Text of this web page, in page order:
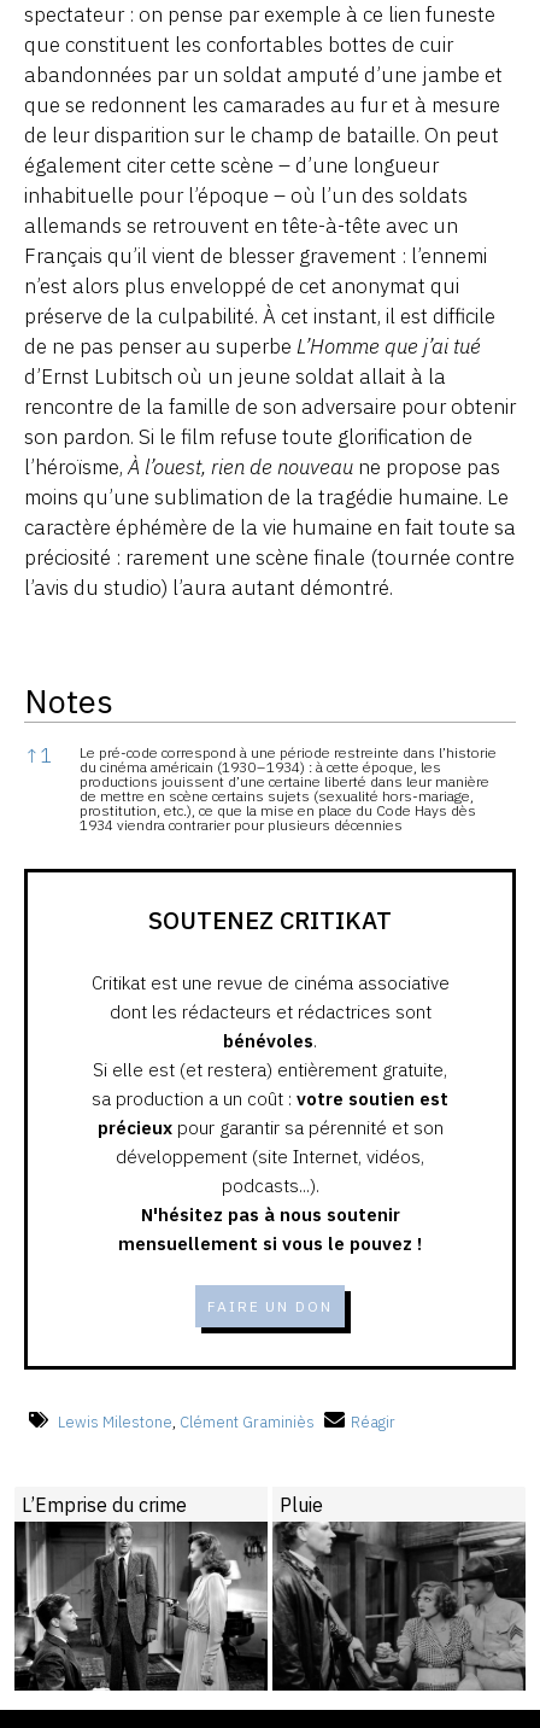
spectateur : on pense par exemple à ce lien funeste
que constituent les confortables bottes de cuir
abandonnées par un soldat amputé d’une jambe et
que se redonnent les camarades au fur et à mesure
de leur disparition sur le champ de bataille. On peut
également citer cette scène – d’une longueur
inhabituelle pour l’époque – où l’un des soldats
allemands se retrouvent en tête-à-tête avec un
Français qu’il vient de blesser gravement : l’ennemi
n’est alors plus enveloppé de cet anonymat qui
préserve de la culpabilité. À cet instant, il est difficile
de ne pas penser au superbe L’Homme que j’ai tué
d’Ernst Lubitsch où un jeune soldat allait à la
rencontre de la famille de son adversaire pour obtenir
son pardon. Si le film refuse toute glorification de
l’héroïsme,À l’ouest, rien de nouveau ne propose pas
moins qu’une sublimation de la tragédie humaine. Le
caractère éphémère de la vie humaine en fait toute sa
préciosité : rarement une scène finale (tournée contre
l’avis du studio) l’aura autant démontré.
Notes
Notes
↑ 1
Le pré-code correspond à une période restreinte dans l’historie
du cinéma américain (1930 – 1934) : à cette époque, les
productions jouissent d’une certaine liberté dans leur manière
de mettre en scène certains sujets (sexualité hors-mariage,
prostitution, etc.), ce que la mise en place du Code Hays dès
1934 viendra contrarier pour plusieurs décennies
SOUTENEZ CRITIKAT
Critikat est une revue de cinéma associative
dont les rédacteurs et rédactrices sont
bénévoles.
Si elle est (et restera) entièrement gratuite,
sa production a un coût : votre soutien est
précieuxpour garantir sa pérennité et son
développement (site Internet, vidéos,
podcasts...).
N'hésitez pas à nous soutenir
mensuellement si vous le pouvez !
FAIRE UN DON
Lewis Milestone, Clément Graminiès Réagir
L’Emprise du crime Pluie